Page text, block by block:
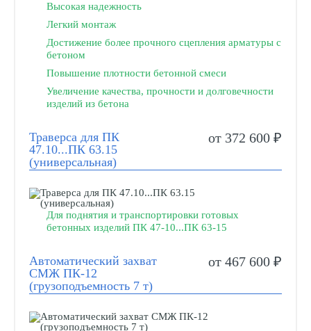
Высокая надежность
Легкий монтаж
Достижение более прочного сцепления арматуры с
бетоном
Повышение плотности бетонной смеси
Увеличение качества, прочности и долговечности
изделий из бетона
Траверса для ПК
47.10...ПК 63.15
(универсальная)
от 372 600 ₽
Для поднятия и транспортировки готовых
бетонных изделий ПК 47-10...ПК 63-15​​​​​​
Автоматический захват
СМЖ ПК-12
(грузоподъемность 7 т)
от 467 600 ₽